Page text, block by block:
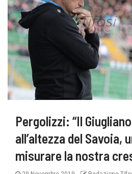
Pergolizzi: “Il
all’altezza del Savoia,
misurare la nostra